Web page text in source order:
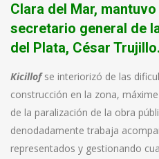
Clara del Mar,
secretario general de
del Plata, César Trujillo.
Kicillof se interiorizó de las
construcción en la zona,
de la paralización de la obra
denodadamente trabaja
representados y gestionando